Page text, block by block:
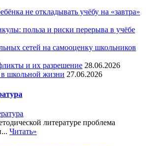
не откладывать учёбу на «завтра»
польза и риски перерыва в учёбе
сетей на самооценку школьников
и их разрешение 28.06.2026
в школьной жизни 27.06.2026
литературе проблема
Читать»